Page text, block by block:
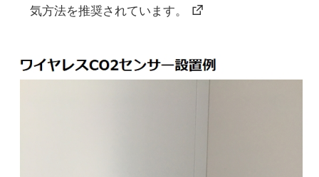
気方法を推奨されています。